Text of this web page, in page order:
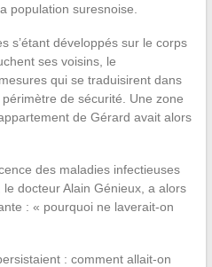
population suresnoise.
s’étant développés sur le corps
ses voisins, le
qui se traduisirent dans
périmètre de sécurité. Une zone
de Gérard avait alors
des maladies infectieuses
docteur Alain Génieux, a alors
: « pourquoi ne laverait-on
: comment allait-on